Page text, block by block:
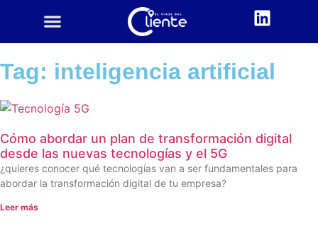
Tag: inteligencia artificial
Cómo abordar un plan de transformación digital
desde las nuevas tecnologías y el 5G
¿quieres conocer qué tecnologías van a ser fundamentales para
abordar la transformación digital de tu empresa?
Leer más